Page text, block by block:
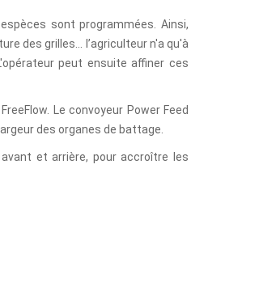
sont programmées. Ainsi,
des grilles… l’agriculteur n'a qu'à
peut ensuite affiner ces
Le convoyeur Power Feed
des organes de battage.
et arrière, pour accroître les